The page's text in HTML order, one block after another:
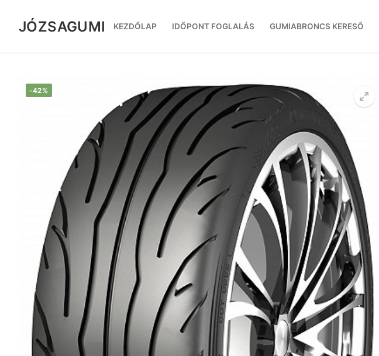
tartalomra
JÓZSAGUMI KEZDŐLAP IDŐPONT FOGLALÁS GUMIABRONCS KERESŐ
-42%